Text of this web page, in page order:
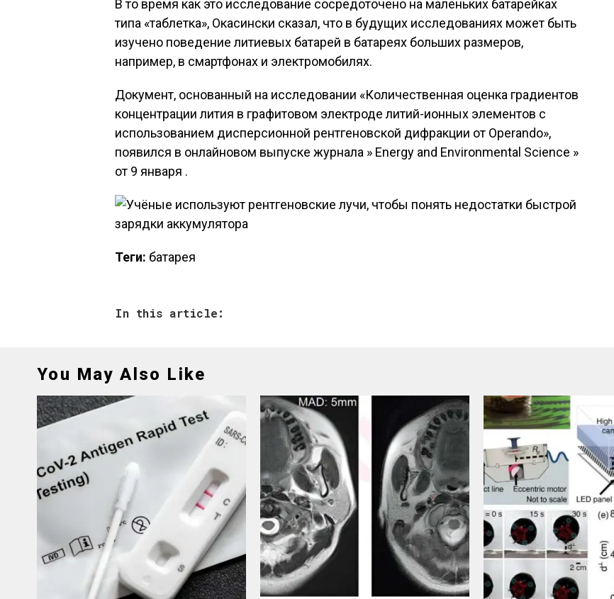
В то время как это исследование сосредоточено на маленьких батарейках
типа «таблетка», Окасински сказал, что в будущих исследованиях может быть
изучено поведение литиевых батарей в батареях больших размеров,
например, в смартфонах и электромобилях.
Документ, основанный на исследовании «Количественная оценка градиентов
концентрации лития в графитовом электроде литий-ионных элементов с
использованием дисперсионной рентгеновской дифракции от Operando»,
появился в онлайновом выпуске журнала » Energy and Environmental Science »
от 9 января .
Теги: батарея
In this article:
You May Also Like